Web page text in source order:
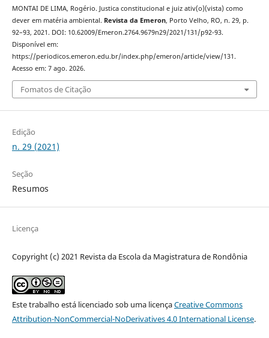
MONTAI DE LIMA, Rogério. Justica constitucional e juiz ativ(o)(vista) como
dever em matéria ambiental. Revista da Emeron, Porto Velho, RO, n. 29, p.
92–93, 2021. DOI: 10.62009/Emeron.2764.9679n29/2021/131/p92-93.
Disponível em:
https://periodicos.emeron.edu.br/index.php/emeron/article/view/131.
Acesso em: 7 ago. 2026.
Fomatos de Citação
Edição
n. 29 (2021)
Seção
Resumos
Licença
Copyright (c) 2021 Revista da Escola da Magistratura de Rondônia
Este trabalho está licenciado sob uma licençaCreative Commons
Attribution-NonCommercial-NoDerivatives 4.0 International License.